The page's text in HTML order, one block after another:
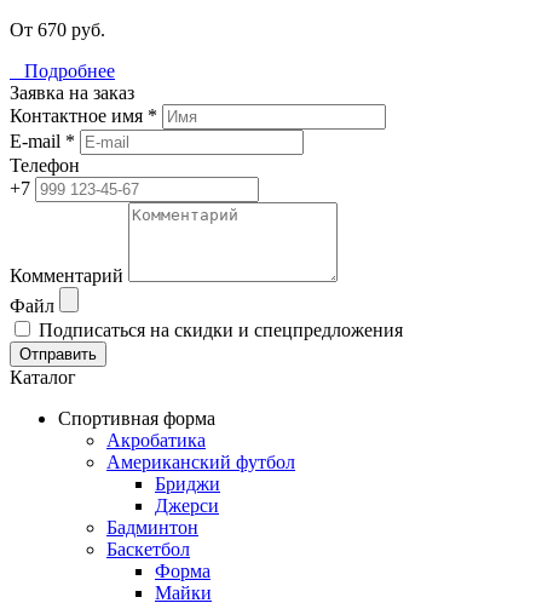
От 670 руб.
Подробнее
Заявка на заказ
Контактное имя *
E-mail *
Телефон
+7
Комментарий
Файл
Подписаться на скидки и спецпредложения
Отправить
Каталог
Спортивная форма
Акробатика
Американский футбол
Бриджи
Джерси
Бадминтон
Баскетбол
Форма
Майки